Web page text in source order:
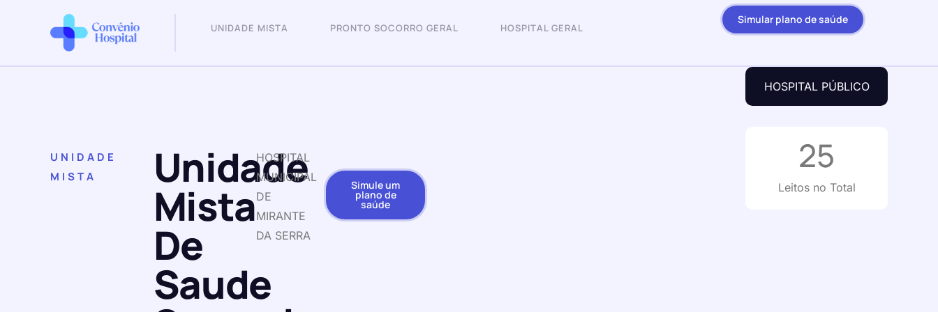
UNIDADE MISTA PRONTO SOCORRO GERAL HOSPITAL GERAL
Simular plano de saúde
UNIDADE
MISTA
Unidade
Mista
De
Saude
HOSPITAL
MUNICIPAL
DE
MIRANTE
DA SERRA
Simule um
plano de
saúde
HOSPITAL PÚBLICO
Leitos no Total
25